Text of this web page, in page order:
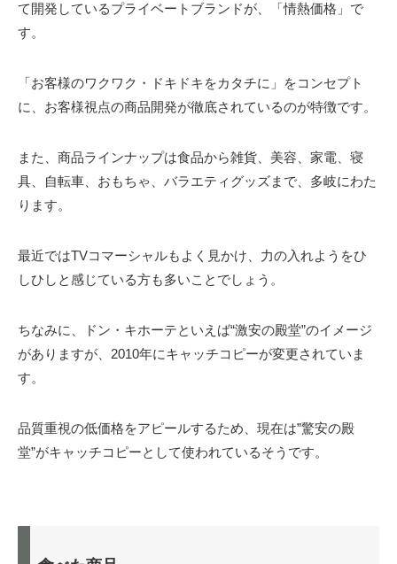
て開発しているプライベートブランドが、「情熱価格」で
す。
「お客様のワクワク・ドキドキをカタチに」をコンセプト
に、お客様視点の商品開発が徹底されているのが特徴です。
また、商品ラインナップは食品から雑貨、美容、家電、寝
具、自転車、おもちゃ、バラエティグッズまで、多岐にわた
ります。
最近ではTVコマーシャルもよく見かけ、力の入れようをひ
しひしと感じている方も多いことでしょう。
ちなみに、ドン・キホーテといえば“激安の殿堂”のイメージ
がありますが、2010年にキャッチコピーが変更されていま
す。
品質重視の低価格をアピールするため、現在は”驚安の殿
堂”がキャッチコピーとして使われているそうです。